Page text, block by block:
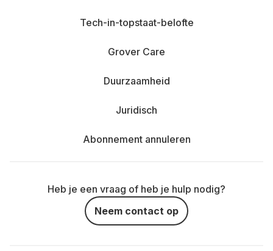
Tech-in-topstaat-belofte
Grover Care
Duurzaamheid
Juridisch
Abonnement annuleren
Heb je een vraag of heb je hulp nodig?
Neem contact op